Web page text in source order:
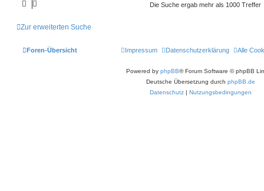
Die Suche ergab mehr als 1000 Treffer
Zur erweiterten Suche
Foren-Übersicht Alle
Datenschutzerklärung
Impressum
Powered by phpBB® Forum Software © phpBB
Deutsche Übersetzung durch phpBB.de
Datenschutz | Nutzungsbedingungen